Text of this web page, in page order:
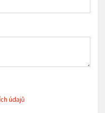
údajů